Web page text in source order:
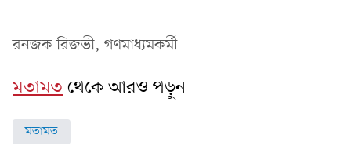
রনজক রিজভী, গণমাধ্যমকর্মী
মতামতথেকে আরও পড়ুন
মতামত